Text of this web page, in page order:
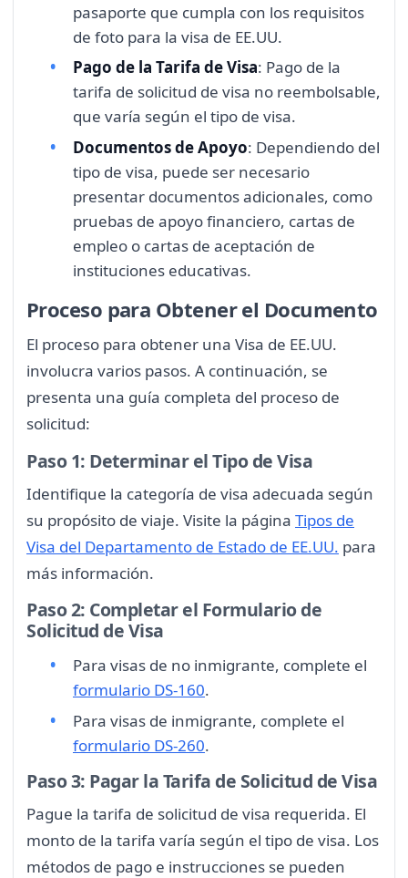
pasaporte que cumpla con los requisitos
de foto para la visa de EE.UU.
Pago de la Tarifa de Visa: Pago de la
tarifa de solicitud de visa no reembolsable,
que varía según el tipo de visa.
Documentos de Apoyo: Dependiendo del
tipo de visa, puede ser necesario
presentar documentos adicionales, como
pruebas de apoyo financiero, cartas de
empleo o cartas de aceptación de
instituciones educativas.
Proceso para Obtener el Documento
El proceso para obtener una Visa de EE.UU.
involucra varios pasos. A continuación, se
presenta una guía completa del proceso de
solicitud:
Paso 1: Determinar el Tipo de Visa
Identifique la categoría de visa adecuada según
su propósito de viaje. Visite la página Tipos de
Visa del Departamento de Estado de EE.UU. para
más información.
Paso 2: Completar el Formulario de
Solicitud de Visa
Para visas de no inmigrante, complete el
formulario DS-160.
Para visas de inmigrante, complete el
formulario DS-260.
Paso 3: Pagar la Tarifa de Solicitud de Visa
Pague la tarifa de solicitud de visa requerida. El
monto de la tarifa varía según el tipo de visa. Los
métodos de pago e instrucciones se pueden